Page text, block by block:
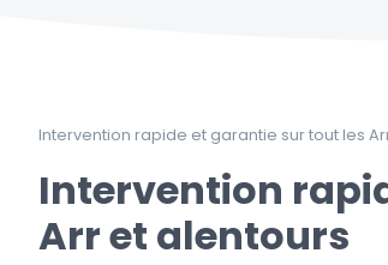
Intervention rapide et garantie sur tout les
Intervention
Arr et alentours